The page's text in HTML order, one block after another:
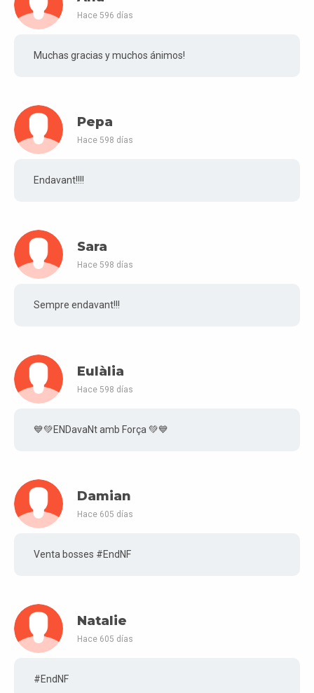
Hace 596 días
Muchas gracias y muchos ánimos!
Pepa
Hace 598 días
Endavant!!!!
Sara
Hace 598 días
Sempre endavant!!!
Eulàlia
Hace 598 días
💙💚ENDavaNt amb Força 💚💙
Damian
Hace 605 días
Venta bosses #EndNF
Natalie
Hace 605 días
#EndNF